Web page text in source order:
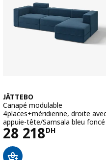
JÄTTEBO
Canapé modulable
4places+méridienne, droite
appuie-tête/Samsala bleu foncé
28 218DH
Prix 28218DH